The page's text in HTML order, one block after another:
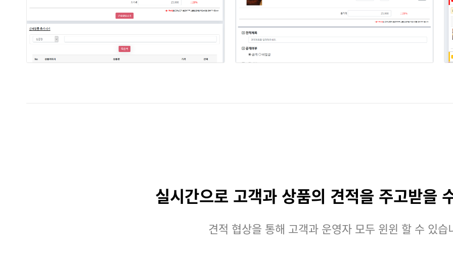
실시간으로 고객과 상품의 견적을 주고받을
견적 협상을 통해 고객과 운영자 모두 윈윈 할 수 있습